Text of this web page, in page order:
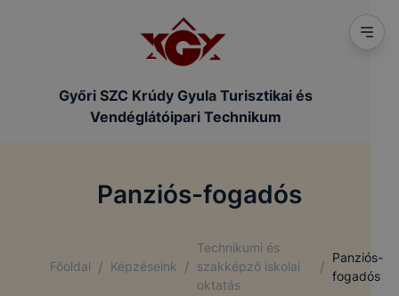
Győri SZC Krúdy Gyula Turisztikai és
Vendéglátóipari Technikum
Panziós-fogadós
Főoldal / Képzéseink /
Technikumi és
szakképző iskolai
oktatás
/
Panziós-
fogadós